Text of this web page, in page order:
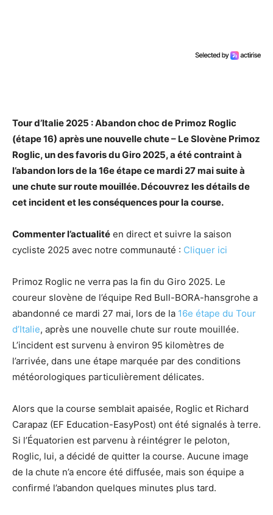
Tour d’Italie 2025 : Abandon choc de Primoz Roglic
(étape 16) après une nouvelle chute – Le Slovène Primoz
Roglic, un des favoris du Giro 2025, a été contraint à
l’abandon lors de la 16e étape ce mardi 27 mai suite à
une chute sur route mouillée. Découvrez les détails de
cet incident et les conséquences pour la course.
Commenter l’actualité en direct et suivre la saison
cycliste 2025 avec notre communauté : Cliquer ici
Primoz Roglic ne verra pas la fin du Giro 2025. Le
coureur slovène de l’équipe Red Bull-BORA-hansgrohe a
abandonné ce mardi 27 mai, lors de la 16e étape du Tour
d’Italie, après une nouvelle chute sur route mouillée.
L’incident est survenu à environ 95 kilomètres de
l’arrivée, dans une étape marquée par des conditions
météorologiques particulièrement délicates.
Alors que la course semblait apaisée, Roglic et Richard
Carapaz (EF Education-EasyPost) ont été signalés à terre.
Si l’Équatorien est parvenu à réintégrer le peloton,
Roglic, lui, a décidé de quitter la course. Aucune image
de la chute n’a encore été diffusée, mais son équipe a
confirmé l’abandon quelques minutes plus tard.